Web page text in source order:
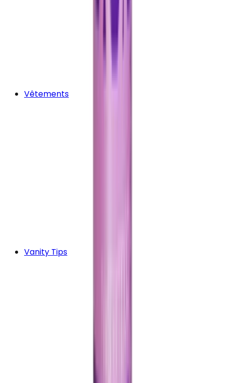
Vêtements
Vanity Tips